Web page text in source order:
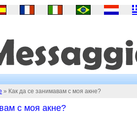
» Как да се занимавам с моя акне?
с моя акне?